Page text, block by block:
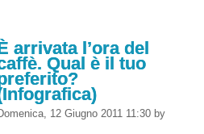
arrivata l’ora del
Qual è il tuo
12 Giugno 2011 11:30 by